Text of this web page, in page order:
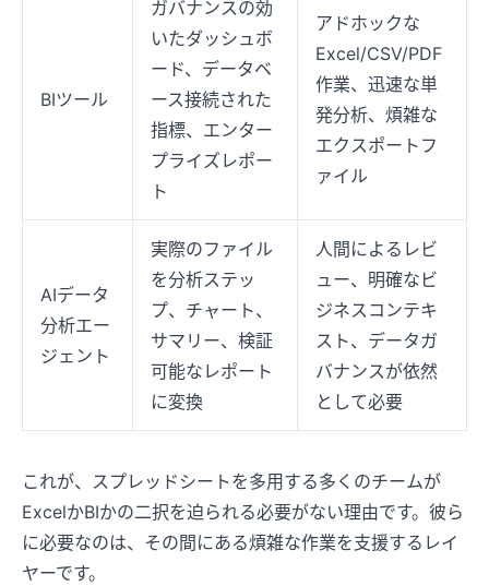
BIツール
ガバナンスの効
いたダッシュボ
ード、データベ
ース接続された
指標、エンター
プライズレポー
ト
アドホックな
Excel/CSV/PDF
作業、迅速な単
発分析、煩雑な
エクスポートフ
ァイル
AIデータ
分析エー
ジェント
実際のファイル
を分析ステッ
プ、チャート、
サマリー、検証
可能なレポート
に変換
人間によるレビ
ュー、明確なビ
ジネスコンテキ
スト、データガ
バナンスが依然
として必要
これが、スプレッドシートを多用する多くのチームが
ExcelかBIかの二択を迫られる必要がない理由です。彼ら
に必要なのは、その間にある煩雑な作業を支援するレイ
ヤーです。